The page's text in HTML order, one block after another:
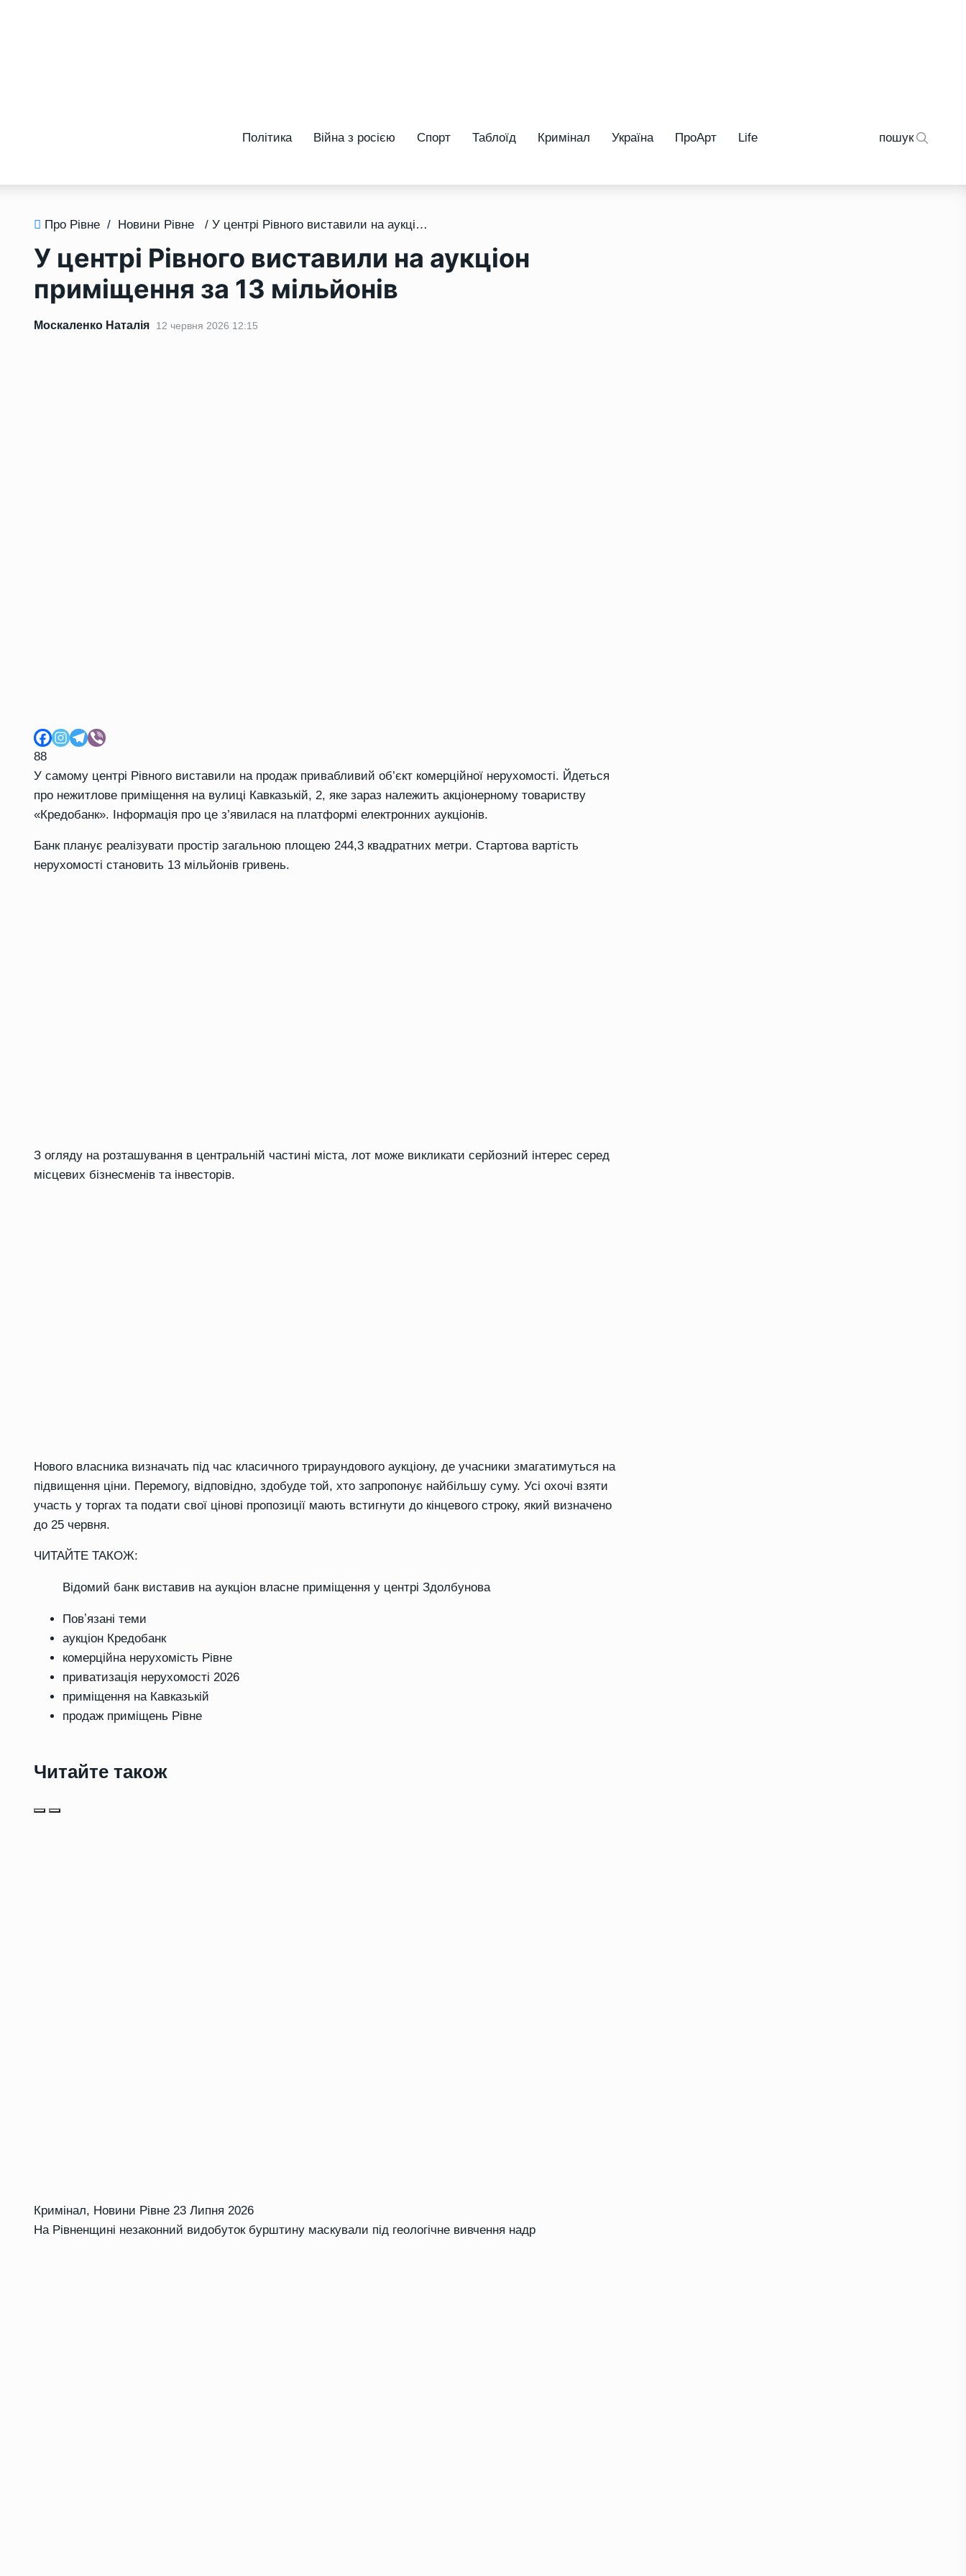
Політика Війна з росією Спорт Таблоїд Кримінал Україна ПроАрт Life пошук
Про Рівне / Новини Рівне / У центрі Рівного виставили на аукціон приміщення за 13 мільйонів
У центрі Рівного виставили на аукціон
приміщення за 13 мільйонів
Москаленко Наталія 12 червня 2026 12:15
88
У самому центрі Рівного виставили на продаж привабливий об’єкт комерційної нерухомості. Йдеться
про нежитлове приміщення на вулиці Кавказькій, 2, яке зараз належить акціонерному товариству
«Кредобанк». Інформація про це з’явилася на платформі електронних аукціонів.
Банк планує реалізувати простір загальною площею 244,3 квадратних метри. Стартова вартість
нерухомості становить 13 мільйонів гривень.
З огляду на розташування в центральній частині міста, лот може викликати серйозний інтерес серед
місцевих бізнесменів та інвесторів.
Нового власника визначать під час класичного трираундового аукціону, де учасники змагатимуться на
підвищення ціни. Перемогу, відповідно, здобуде той, хто запропонує найбільшу суму. Усі охочі взяти
участь у торгах та подати свої цінові пропозиції мають встигнути до кінцевого строку, який визначено
до 25 червня.
ЧИТАЙТЕ ТАКОЖ:
Відомий банк виставив на аукціон власне приміщення у центрі Здолбунова
Повʼязані теми
аукціон Кредобанк
комерційна нерухомість Рівне
приватизація нерухомості 2026
приміщення на Кавказькій
продаж приміщень Рівне
Читайте також
Кримінал, Новини Рівне 23 Липня 2026
На Рівненщині незаконний видобуток бурштину маскували під геологічне вивчення надр